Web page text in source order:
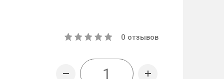
0 отзывов